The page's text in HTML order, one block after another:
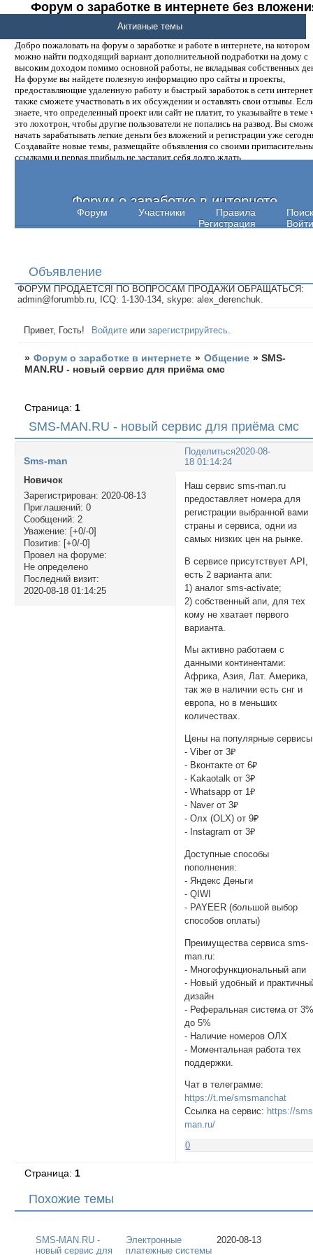
Форум о заработке в интернете без
денег.
Добро пожаловать на форум о заработке и работе в интернете, на котором
можно найти подходящий вариант дополнительной подработки на дому с
высоким доходом помимо основной работы, не вкладывая собственных
На форуме вы найдете полезную информацию про сайты и проекты,
предоставляющие удаленную работу и быстрый заработок в сети
также сможете участвовать в их обсуждении и оставлять свои отзывы.
знаете, что определенный проект или сайт не платит, то указывайте в теме
это лохотрон, чтобы другие пользователи не попались на развод. Вы
начать зарабатывать легкие деньги без вложений и регистрации уже
Создавайте новые темы, размещайте объявления со своими
ссылками и первая прибыль не заставит себя долго ждать.
Форум о заработке в интернете
Форум Участники Правила
Поиск
Регистрация
Войти
Активные темы
Объявление
ФОРУМ ПРОДАЕТСЯ! ПО ВОПРОСАМ ПРОДАЖИ ОБРАЩАТЬСЯ:
admin@forumbb.ru, ICQ: 1-130-134, skype: alex_derenchuk.
Привет, Гость! Войдите илизарегистрируйтесь
» Форум о заработке в интернете » Общение »SMS-
MAN.RU - новый сервис для приёма смс
SMS-MAN.RU - новый сервис для приёма смс
Страница: 1
Поделиться2020-08-
18 01:14:24
Sms-man
Новичок
Зарегистрирован: 2020-08-13
Приглашений: 0
Сообщений: 2
Уважение: [+0/-0]
Позитив: [+0/-0]
Провел на форуме:
Не определено
Последний визит:
2020-08-18 01:14:25
Наш сервис sms-man.ru
предоставляет номерa для
регистрации выбранной вами
страны и сервиса, одни из
самых низких цен на рынке.
В сервисе присутствует API,
есть 2 варианта апи:
1) аналог sms-activate;
2) собственный апи, для тех
кому не хватает первого
варианта.
Мы активно работаем с
данными континентами:
Африка, Азия, Лат. Америка,
так же в наличии есть снг и
европа, но в меньших
количествах.
Цены на популярные
- Viber от 3₽
- Вконтакте от 6₽
- Kakaotalk от 3₽
- Whatsapp от 1₽
- Naver от 3₽
- Олх (OLX) от 9₽
- Instagram от 3₽
Доступные способы
пополнения:
- Яндекс Деньги
- QIWI
- PAYEER (большой выбор
способов оплаты)
Преимущества сервиса sms-
man.ru:
- Многофункциональный апи
- Новый удобный и
дизайн
- Реферальная система от
до 5%
- Наличие номеров ОЛХ
- Моментальная работа тех
поддержки.
Чат в телеграмме:
https://t.me/smsmanchat
Ссылка на сервис: https://
man.ru/
0
Страница: 1
Похожие темы
SMS-MAN.RU -
новый сервис для
Электронные
платежные системы
2020-08-13